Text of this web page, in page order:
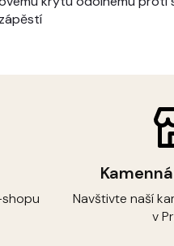
Navštivte naší
v